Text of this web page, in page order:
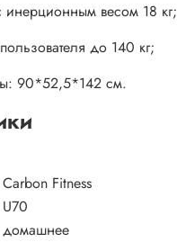
инерционным весом 18 кг;
до 140 кг;
90*52,5*142 см.
Carbon Fitness
U70
домашнее